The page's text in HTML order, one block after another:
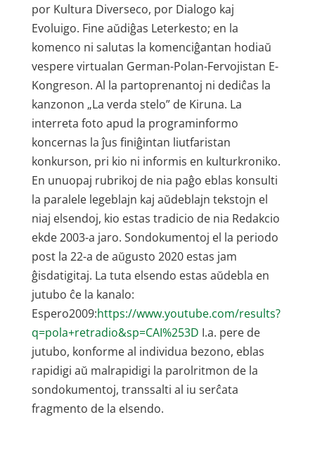
por Kultura Diverseco, por Dialogo kaj
Evoluigo. Fine aŭdiĝas Leterkesto; en la
komenco ni salutas la komenciĝantan hodiaŭ
vespere virtualan German-Polan-Fervojistan E-
Kongreson. Al la partoprenantoj ni dediĉas la
kanzonon „La verda stelo” de Kiruna. La
interreta foto apud la programinformo
koncernas la ĵus finiĝintan liutfaristan
konkurson, pri kio ni informis en kulturkroniko.
En unuopaj rubrikoj de nia paĝo eblas konsulti
la paralele legeblajn kaj aŭdeblajn tekstojn el
niaj elsendoj, kio estas tradicio de nia Redakcio
ekde 2003-a jaro. Sondokumentoj el la periodo
post la 22-a de aŭgusto 2020 estas jam
ĝisdatigitaj. La tuta elsendo estas aŭdebla en
jutubo ĉe la kanalo:
Espero2009:https://www.youtube.com/results?
q=pola+retradio&sp=CAI%253D I.a. pere de
jutubo, konforme al individua bezono, eblas
rapidigi aŭ malrapidigi la parolritmon de la
sondokumentoj, transsalti al iu serĉata
fragmento de la elsendo.